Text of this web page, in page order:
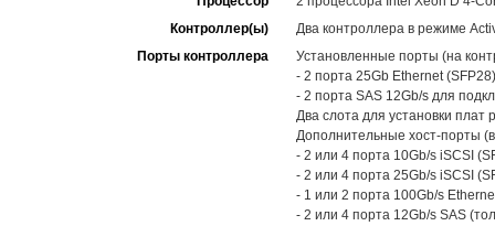
Контроллер(ы)
Два контроллера в режиме
Порты контроллера
Установленные порты (на
- 2 порта 25Gb Ethernet
- 2 порта SAS 12Gb/s для
Два слота для установки
Дополнительные хост-порты
- 2 или 4 порта 10Gb/s iSCSI
- 2 или 4 порта 25Gb/s iSCSI
- 1 или 2 порта 100Gb/s
- 2 или 4 порта 12Gb/s SAS